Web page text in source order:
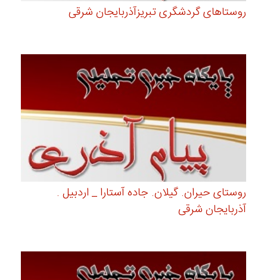
روستاهای گردشگری تبریزآذربایجان شرقی
روستای حیران. گیلان. جاده آستارا _ اردبیل .
آذربایجان شرقی